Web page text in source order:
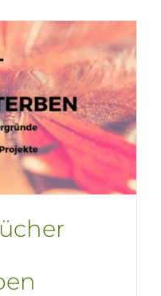
Pixi
zu
Natur
und